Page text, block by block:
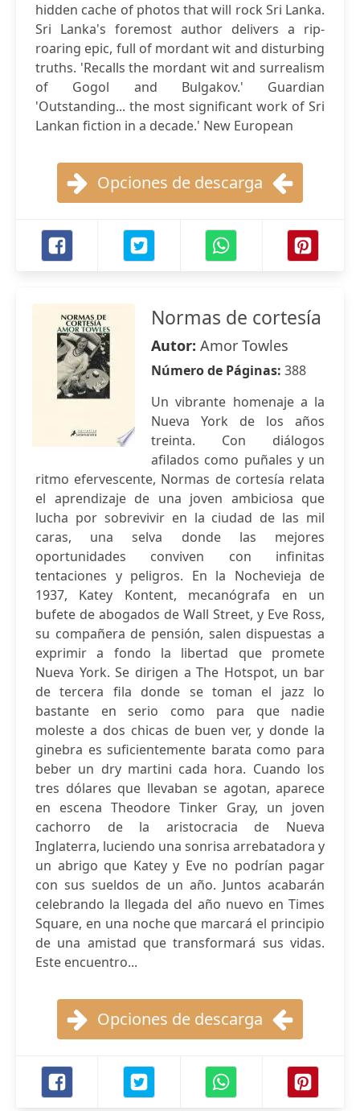
hidden cache of photos that will rock Sri Lanka.
Sri Lanka's foremost author delivers a rip-
roaring epic, full of mordant wit and disturbing
truths. 'Recalls the mordant wit and surrealism
of Gogol and Bulgakov.' Guardian
'Outstanding... the most significant work of Sri
Lankan fiction in a decade.' New European
Opciones de descarga
Normas de cortesía
Autor: Amor Towles
Número de Páginas: 388
Un vibrante homenaje a la
Nueva York de los años
treinta. Con diálogos
afilados como puñales y un
ritmo efervescente, Normas de cortesía relata
el aprendizaje de una joven ambiciosa que
lucha por sobrevivir en la ciudad de las mil
caras, una selva donde las mejores
oportunidades conviven con infinitas
tentaciones y peligros. En la Nochevieja de
1937, Katey Kontent, mecanógrafa en un
bufete de abogados de Wall Street, y Eve Ross,
su compañera de pensión, salen dispuestas a
exprimir a fondo la libertad que promete
Nueva York. Se dirigen a The Hotspot, un bar
de tercera fila donde se toman el jazz lo
bastante en serio como para que nadie
moleste a dos chicas de buen ver, y donde la
ginebra es suficientemente barata como para
beber un dry martini cada hora. Cuando los
tres dólares que llevaban se agotan, aparece
en escena Theodore Tinker Gray, un joven
cachorro de la aristocracia de Nueva
Inglaterra, luciendo una sonrisa arrebatadora y
un abrigo que Katey y Eve no podrían pagar
con sus sueldos de un año. Juntos acabarán
celebrando la llegada del año nuevo en Times
Square, en una noche que marcará el principio
de una amistad que transformará sus vidas.
Este encuentro...
Opciones de descarga